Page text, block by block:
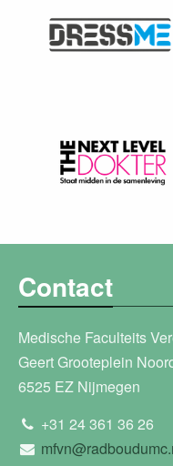
Contact
Medische Faculteits
Geert Grooteplein
6525 EZ Nijmegen
+31 24 361 36 26